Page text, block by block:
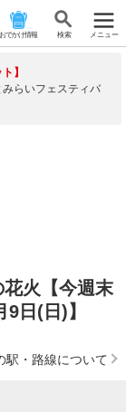
おでかけ情報 検 索 メニュー
】
らいフェスティバ
火【今週末
日(日)】
駅・路線について